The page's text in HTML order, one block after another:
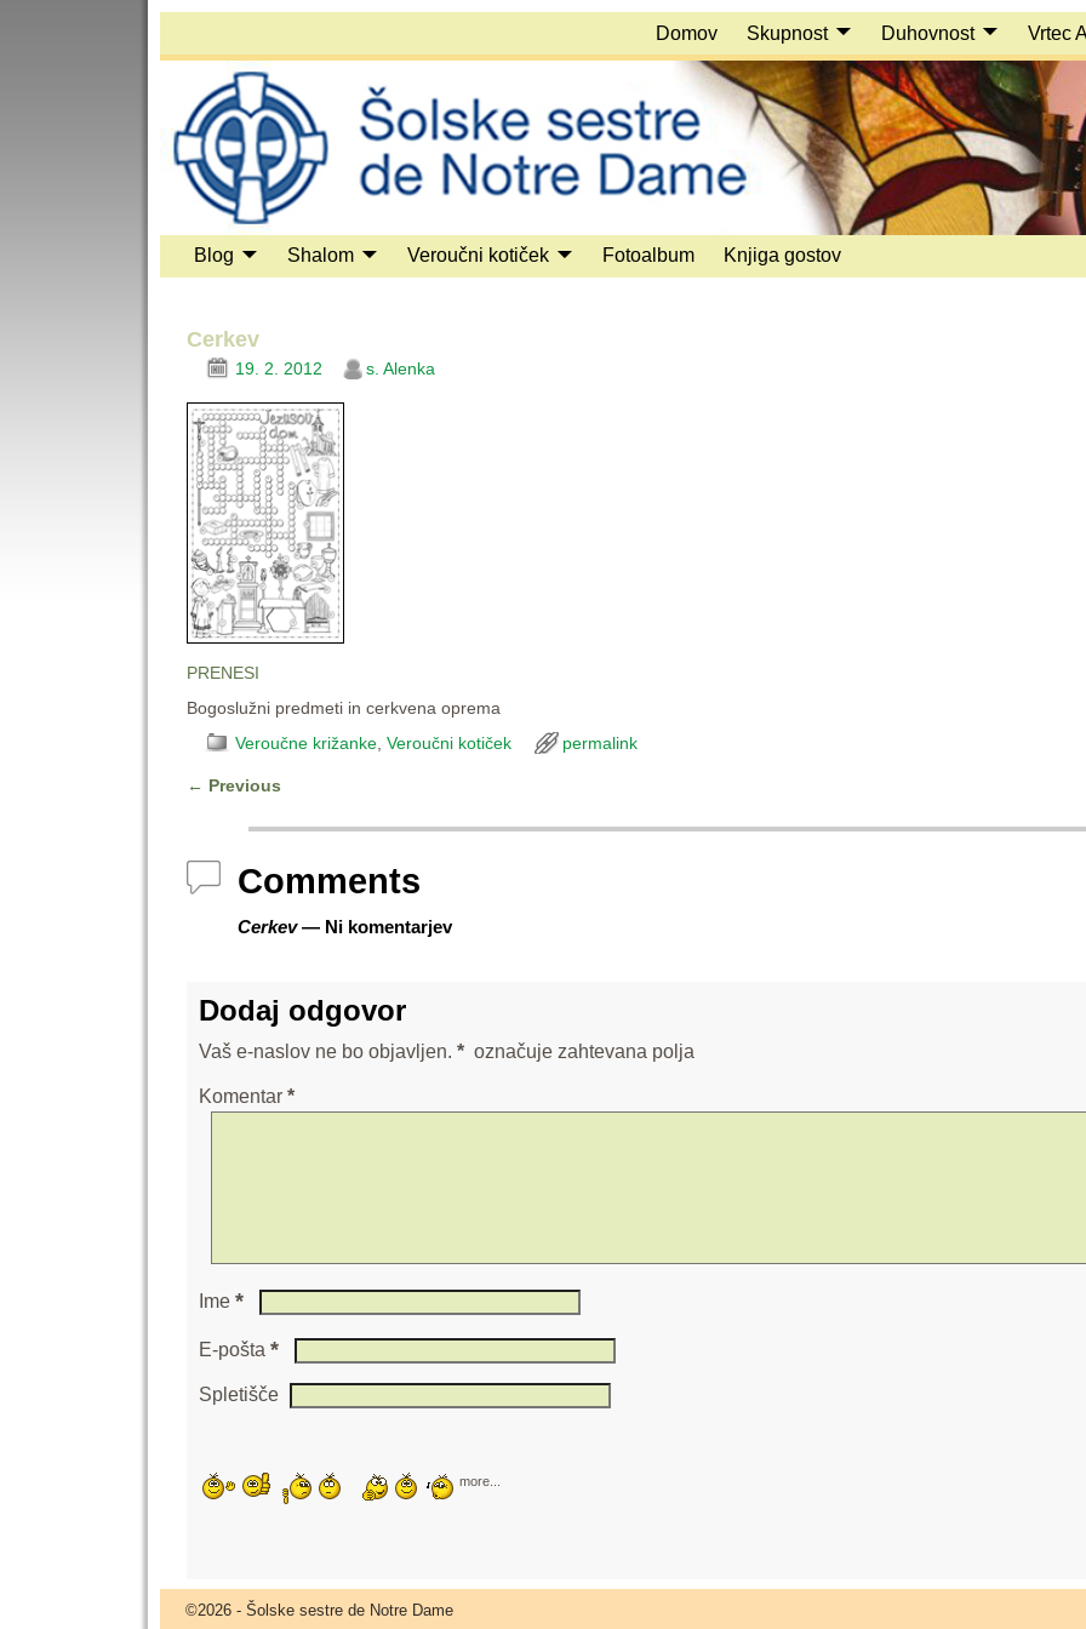
Domov Skupnost Duhovnost Vrtec
Blog Shalom Veroučni kotiček Fotoalbum Knjiga gostov
Cerkev
19. 2. 2012 s. Alenka
PRENESI
Bogoslužni predmeti in cerkvena oprema
Veroučne križanke, Veroučni kotiček permalink
← Previous
Comments
Cerkev— Ni komentarjev
Dodaj odgovor
Vaš e-naslov ne bo objavljen. * označuje zahtevana polja
Komentar *
Ime *
E-pošta *
Spletišče
more...
©2026 - Šolske sestre de Notre Dame